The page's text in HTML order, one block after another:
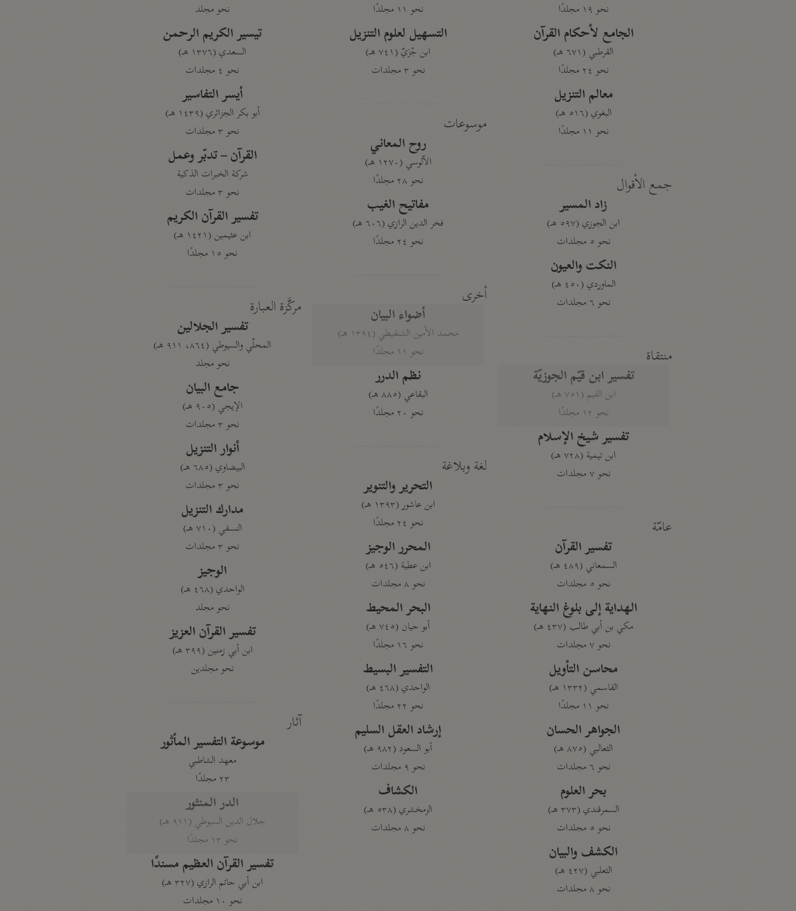
نحو ١٩ مجلدًا
الجامع لأحكام القرآن
القرطبي (٦٧١ هـ)
نحو ٢٤ مجلدًا
معالم التنزيل
البغوي (٥١٦ هـ)
نحو ١١ مجلدًا
جمع الأقوال
زاد المسير
ابن الجوزي (٥٩٧ هـ)
نحو ٥ مجلدات
النكت والعيون
الماوردي (٤٥٠ هـ)
نحو ٦ مجلدات
منتقاة
تفسير ابن قيّم الجوزيّة
ابن القيم (٧٥١ هـ)
نحو ١٢ مجلدًا
تفسير شيخ الإسلام
ابن تيمية (٧٢٨ هـ)
نحو ٧ مجلدات
عامّة
تفسير القرآن
السمعاني (٤٨٩ هـ)
نحو ٥ مجلدات
الهداية إلى بلوغ النهاية
مكي بن أبي طالب (٤٣٧ هـ)
نحو ٧ مجلدات
محاسن التأويل
القاسمي (١٣٣٢ هـ)
نحو ١١ مجلدًا
الجواهر الحسان
الثعالبي (٨٧٥ هـ)
نحو ٦ مجلدات
بحر العلوم
السمرقندي (٣٧٣ هـ)
نحو ٥ مجلدات
الكشف والبيان
الثعلبي (٤٢٧ هـ)
نحو ٨ مجلدات
نحو ١١ مجلدًا
التسهيل لعلوم التنزيل
ابن جُزَيّ (٧٤١ هـ)
نحو ٣ مجلدات
موسوعات
روح المعاني
الآلوسي (١٢٧٠ هـ)
نحو ٢٨ مجلدًا
مفاتيح الغيب
فخر الدين الرازي (٦٠٦ هـ)
نحو ٢٤ مجلدًا
أخرى
أضواء البيان
محمد الأمين الشنقيطي (١٣٩٤ هـ)
نحو ١١ مجلدًا
نظم الدرر
البقاعي (٨٨٥ هـ)
نحو ٢٠ مجلدًا
لغة وبلاغة
التحرير والتنوير
ابن عاشور (١٣٩٣ هـ)
نحو ٢٤ مجلدًا
المحرر الوجيز
ابن عطية (٥٤٦ هـ)
نحو ٨ مجلدات
البحر المحيط
أبو حيان (٧٤٥ هـ)
نحو ١٦ مجلدًا
التفسير البسيط
الواحدي (٤٦٨ هـ)
نحو ٢٢ مجلدًا
إرشاد العقل السليم
أبو السعود (٩٨٢ هـ)
نحو ٩ مجلدات
الكشاف
الزمخشري (٥٣٨ هـ)
نحو ٨ مجلدات
نحو مجلد
تيسير الكريم الرحمن
السعدي (١٣٧٦ هـ)
نحو ٤ مجلدات
أيسر التفاسير
أبو بكر الجزائري (١٤٣٩ هـ)
نحو ٣ مجلدات
القرآن – تدبّر وعمل
شركة الخبرات الذكية
نحو ٣ مجلدات
تفسير القرآن الكريم
ابن عثيمين (١٤٢١ هـ)
نحو ١٥ مجلدًا
مركَّزة العبارة
تفسير الجلالين
المحلّي والسيوطي (٨٦٤، ٩١١ هـ)
نحو مجلد
جامع البيان
الإيجي (٩٠٥ هـ)
نحو ٣ مجلدات
أنوار التنزيل
البيضاوي (٦٨٥ هـ)
نحو ٣ مجلدات
مدارك التنزيل
النسفي (٧١٠ هـ)
نحو ٣ مجلدات
الوجيز
الواحدي (٤٦٨ هـ)
نحو مجلد
تفسير القرآن العزيز
ابن أبي زمنين (٣٩٩ هـ)
نحو مجلدين
آثار
موسوعة التفسير المأثور
معهد الشاطبي
٢٣ مجلدًا
الدر المنثور
جلال الدين السيوطي (٩١١ هـ)
نحو ١٣ مجلدًا
تفسير القرآن العظيم مسندًا
ابن أبي حاتم الرازي (٣٢٧ هـ)
نحو ١٠ مجلدات